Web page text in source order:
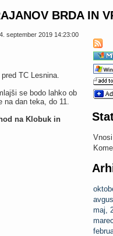
BRDA IN
maj,
september 2019 14:23:00
TC Lesnina.
se bodo lahko ob
na dan teka, do 11.
na Klobuk in